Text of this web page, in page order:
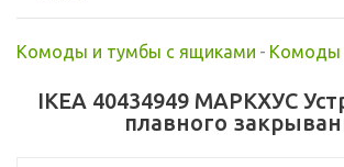
Комоды и тумбы с ящиками - Комоды
IKEA 40434949 МАРКХУС
плавного